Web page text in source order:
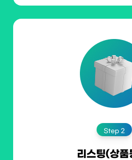
Step 2
리스팅(상품